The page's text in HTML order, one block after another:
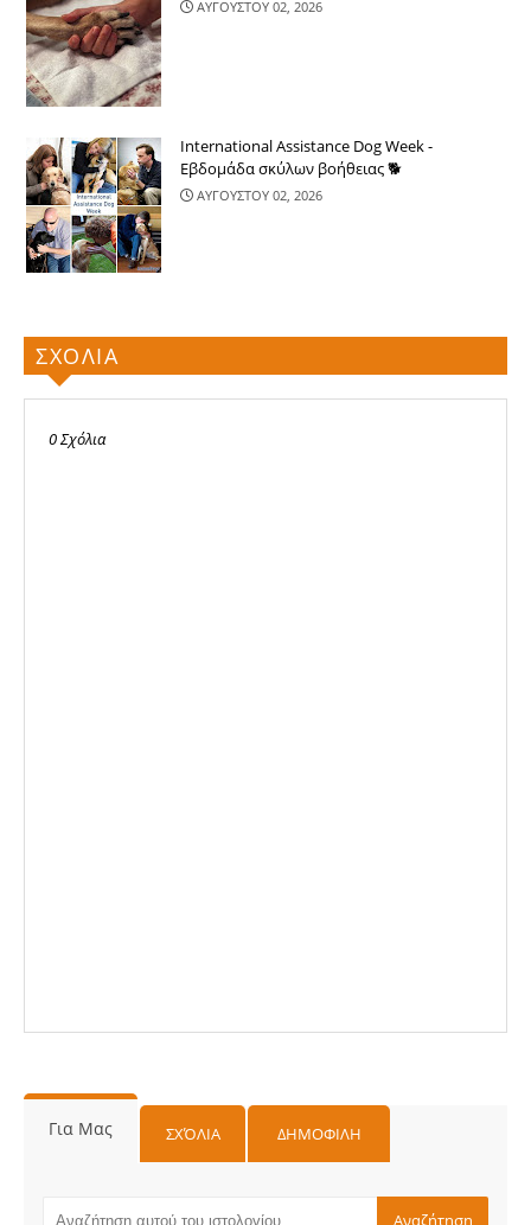
ΑΥΓΟΥΣΤΟΥ 02, 2026
International Assistance Dog Week -
Εβδομάδα σκύλων βοήθειας 🐕
ΑΥΓΟΥΣΤΟΥ 02, 2026
ΣΧΟΛΙΑ
0 Σχόλια
Για Μας ΣΧΌΛΙΑ ΔΗΜΟΦΙΛΗ